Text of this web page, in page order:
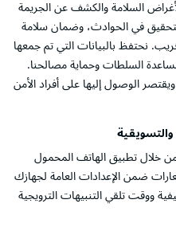
السلامة والكشف عن الجريمة
في الحوادث، وضمان سلامة
نحتفظ بالبيانات التي تم جمعها
السلطات وحماية مصالحنا.
الوصول إليها على أفراد الأمن
من خلال تطبيق الهاتف المحمول
ضمن الإعدادات العامة لجهازك
ووقت تلقي التنبيهات الترويجية